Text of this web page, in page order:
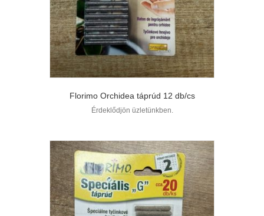
Florimo Orchidea táprúd 12 db/cs
Érdeklődjön üzletünkben.